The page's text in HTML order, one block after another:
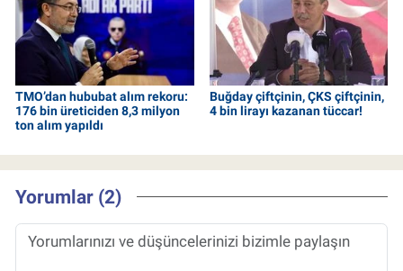
TMO’dan hububat alım rekoru:
176 bin üreticiden 8,3 milyon
ton alım yapıldı
Buğday çiftçinin, ÇKS çiftçinin,
4 bin lirayı kazanan tüccar!
Yorumlar (2)